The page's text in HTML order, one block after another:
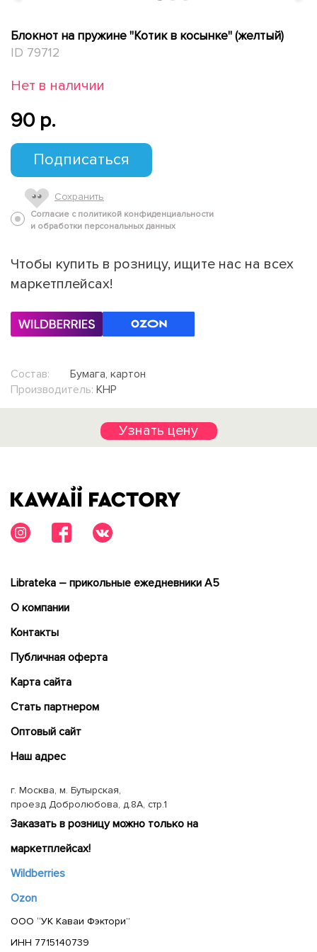
Блокнот на пружине "Котик в косынке" (желтый)
ID 79712
Нет в наличии
90 p.
Подписаться
Сохранить
Согласие с политикой конфиденциальности
и обработки персональных данных
Чтобы купить в розницу, ищите нас на всех
маркетплейсах!
Состав:
Бумага, картон
Производитель: КНР
Узнать цену
Librateka – прикольные ежедневники А5
О компании
Контакты
Публичная оферта
Карта сайта
Cтать партнером
Оптовый сайт
Наш адрес
г. Москва, м. Бутырская,
проезд Добролюбова, д.8А, стр.1
Заказать в розницу можно только на
маркетплейсах!
Wildberries
Ozon
ООО “УК Каваи Фэктори”
ИНН 7715140739